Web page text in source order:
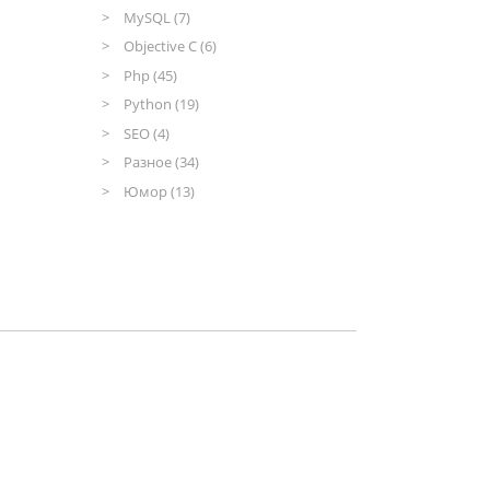
MySQL (7)
Objective C (6)
Php (45)
Python (19)
SEO (4)
Разное (34)
Юмор (13)